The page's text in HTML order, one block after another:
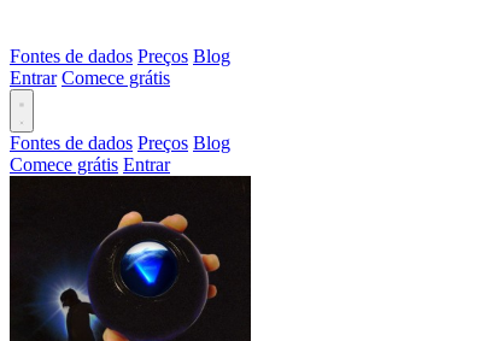
Fontes de dados Preços Blog
Entrar Comece grátis
Fontes de dados Preços Blog
Comece grátis Entrar